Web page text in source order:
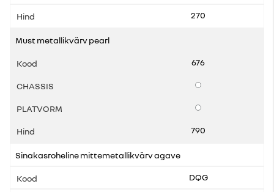
270
Must metallikvärv pearl
676
Lisavarustus
Lisavarustus
790
Sinakasroheline mittemetallikvärv agave
DQG